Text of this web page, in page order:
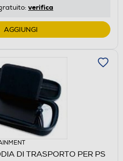
verifica
AGGIUNGI
DI TRASPORTO PER PS